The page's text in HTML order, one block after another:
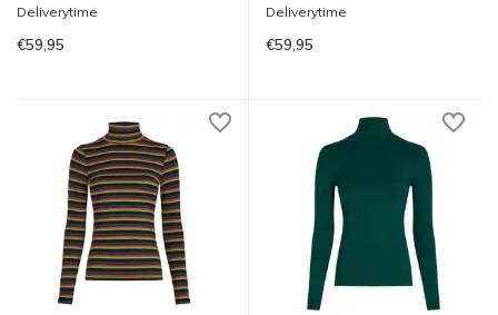
Deliverytime
€59,95
Deliverytime
€59,95